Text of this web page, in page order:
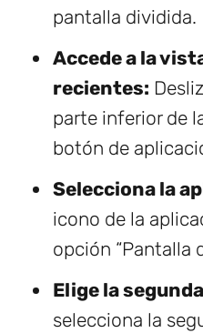
pantalla dividida.
Accede a la
recientes:
parte inferior de
botón de
Selecciona la
icono de la
opción “Pantalla
Elige la
selecciona la